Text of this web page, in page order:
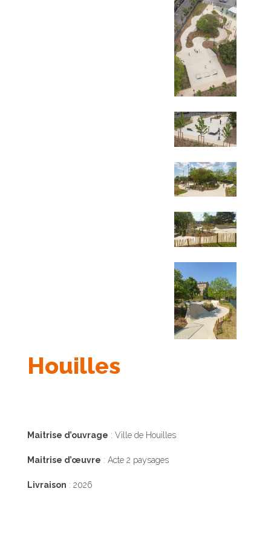
Houilles
Maitrise d’ouvrage : Ville de Houilles
Maitrise d’œuvre : Acte 2 paysages
Livraison : 2026